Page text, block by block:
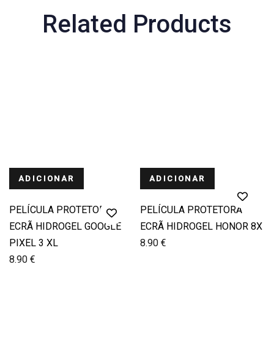
Related Products
ADICIONAR
PELÍCULA PROTETORA
ECRÃ HIDROGEL GOOGLE
PIXEL 3 XL
8.90 €
ADICIONAR
PELÍCULA PROTETORA
ECRÃ HIDROGEL HONOR 8X
8.90 €